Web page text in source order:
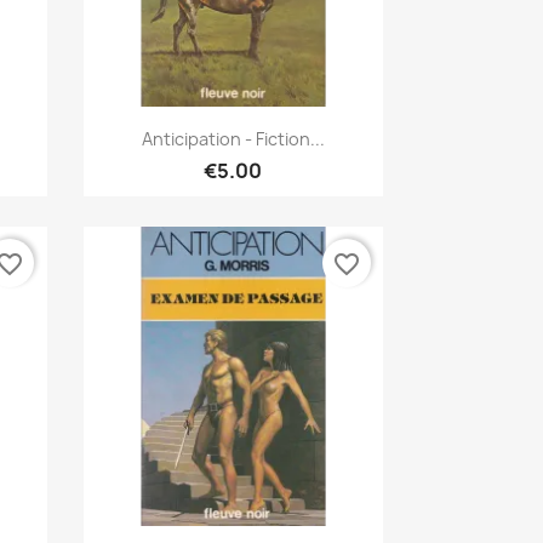
Quick view
Anticipation - Fiction...
€5.00
favorite_border